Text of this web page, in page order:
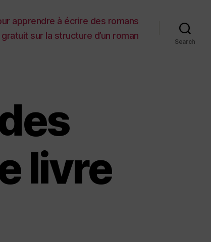
apprendre à écrire des romans
sur la structure d’un roman
Search
livre